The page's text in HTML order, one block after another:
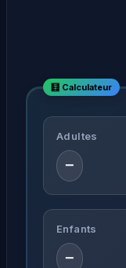
Adultes
−
Enfants
−